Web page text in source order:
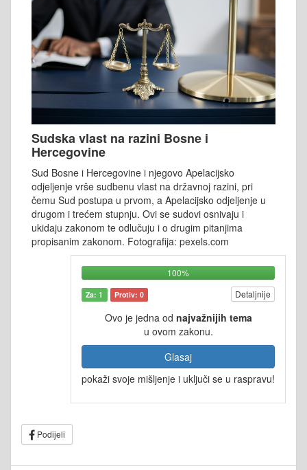
Sudska vlast na razini Bosne i
Hercegovine
Sud Bosne i Hercegovine i njegovo Apelacijsko
odjeljenje vrše sudbenu vlast na državnoj razini, pri
čemu Sud postupa u prvom, a Apelacijsko odjeljenje u
drugom i trećem stupnju. Ovi se sudovi osnivaju i
ukidaju zakonom te odlučuju i o drugim pitanjima
propisanim zakonom. Fotografija: pexels.com
100%
Za: 1 Protiv: 0 Detaljnije
Ovo je jedna od najvažnijih tema
u ovom zakonu.
Glasaj
pokaži svoje mišljenje i uključi se u raspravu!
Podijeli